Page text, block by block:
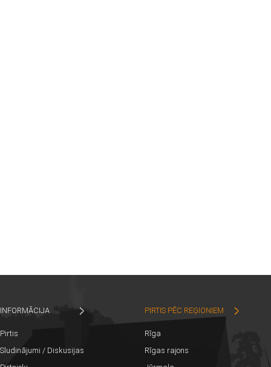
INFORMĀCIJA
Pirtis
Sludinājumi / Diskusijas
PIRTIS PĒC REĢIONIEM
Rīga
Rīgas rajons